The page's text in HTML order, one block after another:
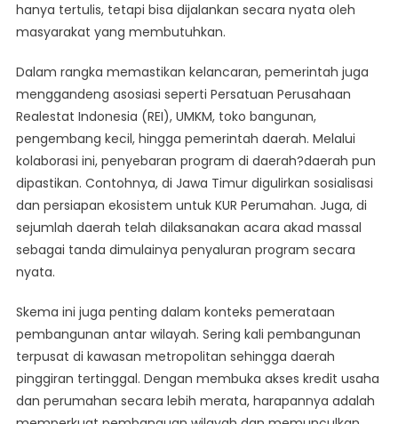
hanya tertulis, tetapi bisa dijalankan secara nyata oleh
masyarakat yang membutuhkan.
Dalam rangka memastikan kelancaran, pemerintah juga
menggandeng asosiasi seperti Persatuan Perusahaan
Realestat Indonesia (REI), UMKM, toko bangunan,
pengembang kecil, hingga pemerintah daerah. Melalui
kolaborasi ini, penyebaran program di daerah?daerah pun
dipastikan. Contohnya, di Jawa Timur digulirkan sosialisasi
dan persiapan ekosistem untuk KUR Perumahan. Juga, di
sejumlah daerah telah dilaksanakan acara akad massal
sebagai tanda dimulainya penyaluran program secara
nyata.
Skema ini juga penting dalam konteks pemerataan
pembangunan antar wilayah. Sering kali pembangunan
terpusat di kawasan metropolitan sehingga daerah
pinggiran tertinggal. Dengan membuka akses kredit usaha
dan perumahan secara lebih merata, harapannya adalah